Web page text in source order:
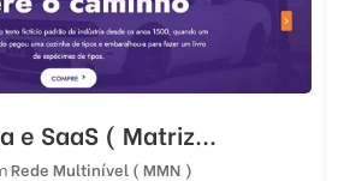
e SaaS ( Matriz...
Rede Multinível ( MMN )